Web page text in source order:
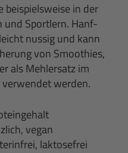
beispielsweise in der
und Sportlern. Hanf-
nussig und kann
von Smoothies,
als Mehlersatz im
werden.
vegan
laktosefrei